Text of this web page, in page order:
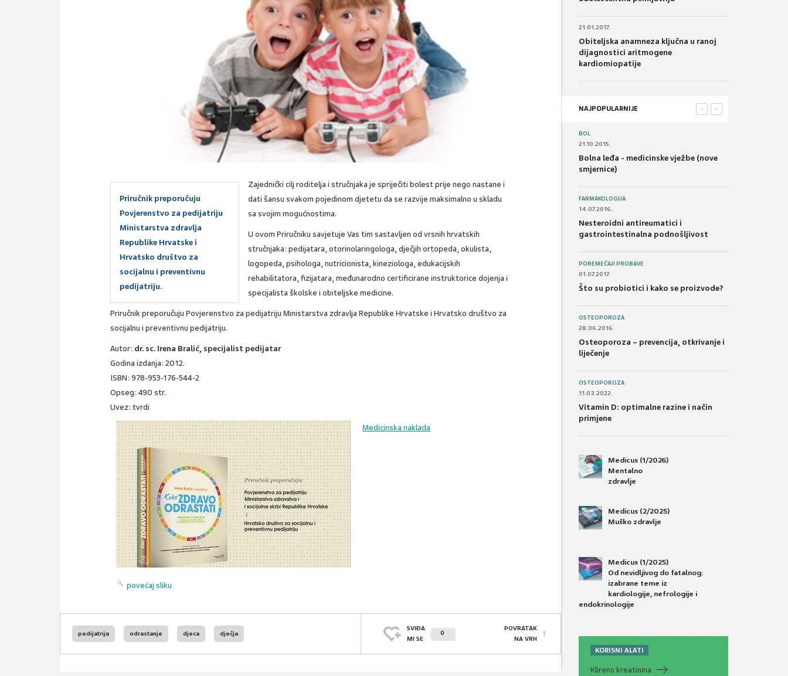
Priručnik preporučuju
Povjerenstvo za pedijatriju
Ministarstva zdravlja
Republike Hrvatske i
Hrvatsko društvo za
socijalnu i preventivnu
pedijatriju.
Zajednički cilj roditelja i stručnjaka je spriječiti bolest prije nego nastane i
dati šansu svakom pojedinom djetetu da se razvije maksimalno u skladu
sa svojim mogućnostima.
U ovom Priručniku savjetuje Vas tim sastavljen od vrsnih hrvatskih
stručnjaka: pedijatara, otorinolaringologa, dječjih ortopeda, okulista,
logopeda, psihologa, nutricionista, kineziologa, edukacijskih
rehabilitatora, fizijatara, međunarodno certificirane instruktorice dojenja i
specijalista školske i obiteljske medicine.
Priručnik preporučuju Povjerenstvo za pedijatriju Ministarstva zdravlja Republike Hrvatske i Hrvatsko društvo za
socijalnu i preventivnu pedijatriju.
Autor: dr. sc. Irena Bralić, specijalist pedijatar
Godina izdanja: 2012.
ISBN: 978-953-176-544-2
Opseg: 490 str.
Uvez: tvrdi
povećaj sliku
Medicinska naklada
pedijatrija odrastanje djeca dječja
SVIĐA
MI SE
0
POVRATAK
NA VRH
21.01.2017.
Obiteljska anamneza ključna u ranoj
dijagnostici aritmogene
kardiomiopatije
NAJPOPULARNIJE >
<
BOL
21.10.2015.
Bolna leđa - medicinske vježbe (nove
smjernice)
FARMAKOLOGIJA
14.07.2016.
Nesteroidni antireumatici i
gastrointestinalna podnošljivost
POREMEĆAJI PROBAVE
01.07.2017.
Što su probiotici i kako se proizvode?
OSTEOPOROZA
28.06.2016.
Osteoporoza – prevencija, otkrivanje i
liječenje
OSTEOPOROZA
11.03.2022.
Vitamin D: optimalne razine i način
primjene
Medicus (1/2026)
Mentalno
zdravlje
Medicus (2/2025)
Muško zdravlje
Medicus (1/2025)
Od nevidljivog do fatalnog:
izabrane teme iz
kardiologije, nefrologije i
endokrinologije
KORISNI ALATI
Klirens kreatinina